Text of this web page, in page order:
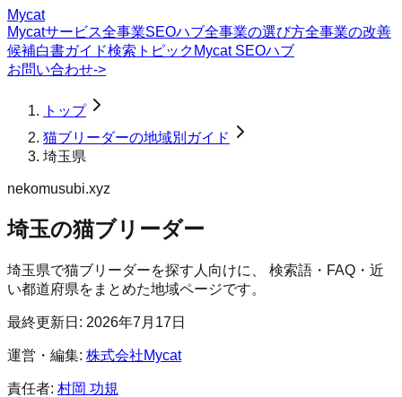
Mycat
Mycatサービス全事業SEOハブ全事業の選び方全事業の改善
候補白書ガイド検索トピック Mycat SEOハブ
お問い合わせ->
トップ
猫ブリーダーの地域別ガイド
埼玉県
nekomusubi.xyz
埼玉の猫ブリーダー
埼玉県で猫ブリーダーを探す人向けに、 検索語・FAQ・近
い都道府県をまとめた地域ページです。
最終更新日: 2026年7月17日
運営・編集: 株式会社Mycat
責任者: 村岡 功規